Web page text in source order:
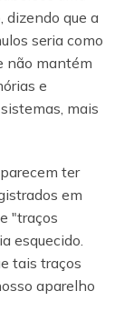
dizendo que a
seria como
não mantém
e
mais
ter
em
"traços
esquecido.
tais traços
aparelho